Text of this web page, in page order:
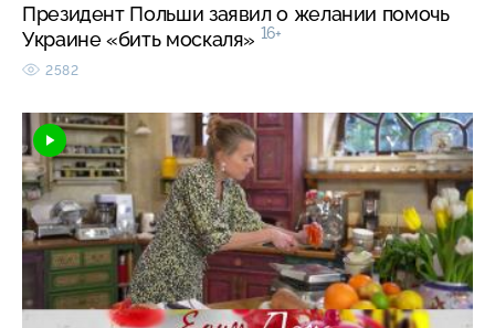
Президент Польши заявил о желании помочь
Украине «бить москаля» 16+
2582